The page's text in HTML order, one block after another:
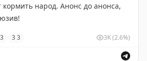
кормить народ. Анонс до анонса,
33 3K(2.6%)